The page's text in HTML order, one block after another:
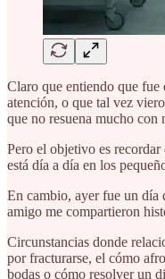
Claro que entiendo que fue
atención, o que tal vez
que no resuena mucho con
Pero el objetivo es
está día a día en los
En cambio, ayer fue un día
amigo me compartieron
Circunstancias donde
por fracturarse, el cómo
bodas o cómo resolver un